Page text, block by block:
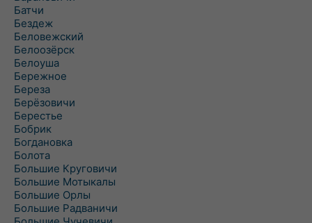
Батчи
Бездеж
Беловежский
Белоозёрск
Белоуша
Бережное
Береза
Берёзовичи
Берестье
Бобрик
Богдановка
Болота
Большие Круговичи
Большие Мотыкалы
Большие Орлы
Большие Радваничи